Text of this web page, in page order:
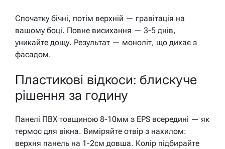
Спочатку бічні, потім верхній — гравітація на
вашому боці. Повне висихання — 3-5 днів,
уникайте дощу. Результат — моноліт, що дихає з
фасадом.
Пластикові відкоси: блискуче
рішення за годину
Панелі ПВХ товщиною 8-10мм з EPS всередині — як
термос для вікна. Виміряйте отвір з нахилом:
верхня панель на 1-2см довша. Колір підбирайте